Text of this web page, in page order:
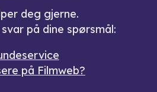
deg gjerne.
på dine spørsmål:
på Filmweb?